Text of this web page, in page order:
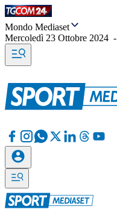
Mondo Mediaset
Mercoledì 23 Ottobre 2024 -